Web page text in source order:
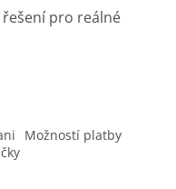
řešení pro reálné
Možností platby